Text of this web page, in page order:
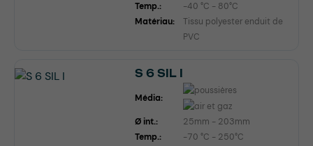
Temp.:
-40 °C - 80°C
Matériau:
Tissu polyester enduit de
PVC
S 6 SIL I
Média:
Ø int.:
25mm - 203mm
Temp.:
-70 °C - 250°C